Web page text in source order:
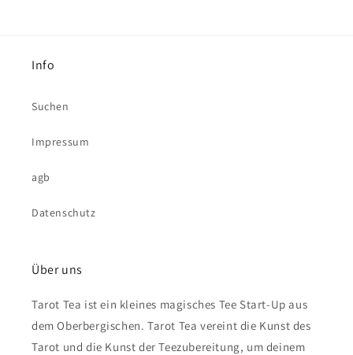
Info
Suchen
Impressum
agb
Datenschutz
Über uns
Tarot Tea ist ein kleines magisches Tee Start-Up aus
dem Oberbergischen. Tarot Tea vereint die Kunst des
Tarot und die Kunst der Teezubereitung, um deinem